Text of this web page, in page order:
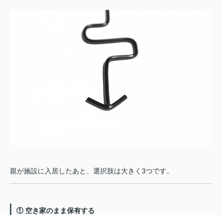
親が施設に入居したあと、選択肢は大きく3つです。
① 空き家のまま保有する